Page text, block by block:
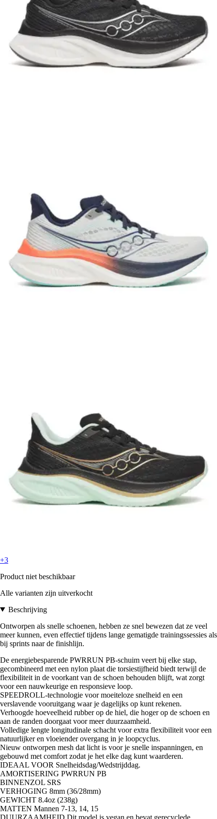
+3
Product niet beschikbaar
Alle varianten zijn uitverkocht
Beschrijving
Ontworpen als snelle schoenen, hebben ze snel bewezen dat ze veel
meer kunnen, even effectief tijdens lange gematigde trainingssessies als
bij sprints naar de finishlijn.
De energiebesparende PWRRUN PB-schuim veert bij elke stap,
gecombineerd met een nylon plaat die torsiestijfheid biedt terwijl de
flexibiliteit in de voorkant van de schoen behouden blijft, wat zorgt
voor een nauwkeurige en responsieve loop.
SPEEDROLL-technologie voor moeiteloze snelheid en een
verslavende vooruitgang waar je dagelijks op kunt rekenen.
Verhoogde hoeveelheid rubber op de hiel, die hoger op de schoen en
aan de randen doorgaat voor meer duurzaamheid.
Volledige lengte longitudinale schacht voor extra flexibiliteit voor een
natuurlijker en vloeiender overgang in je loopcyclus.
Nieuw ontworpen mesh dat licht is voor je snelle inspanningen, en
gebouwd met comfort zodat je het elke dag kunt waarderen.
IDEAAL VOOR Snelheidsdag/Wedstrijddag.
AMORTISERING PWRRUN PB
BINNENZOL SRS
VERHOGING 8mm (36/28mm)
GEWICHT 8.4oz (238g)
MATTEN Mannen 7-13, 14, 15
DUURZAAMHEID Dit model is vegan en bevat gerecyclede